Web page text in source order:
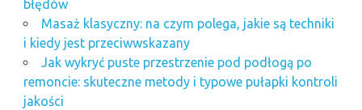
błędów
Masaż klasyczny: na czym polega, jakie są techniki
i kiedy jest przeciwwskazany
Jak wykryć puste przestrzenie pod podłogą po
remoncie: skuteczne metody i typowe pułapki kontroli
jakości